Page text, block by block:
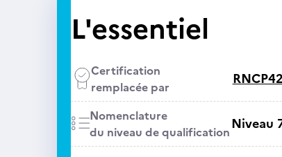
L'essentiel
Certification
remplacée par
Nomenclature
du niveau de qualificationNiveau